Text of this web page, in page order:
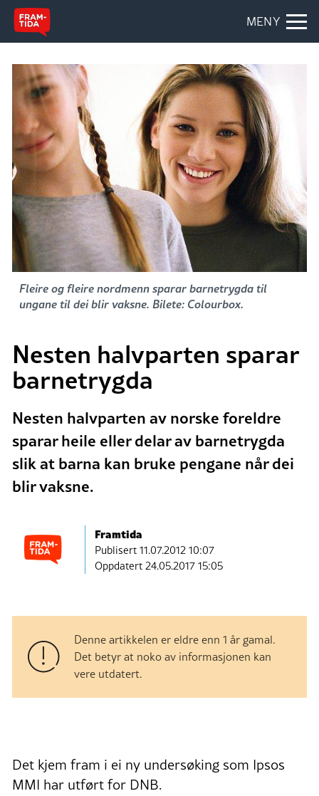
MENY
Fleire og fleire nordmenn sparar barnetrygda til
ungane til dei blir vaksne. Bilete: Colourbox.
Nesten halvparten sparar
barnetrygda
Nesten halvparten av norske foreldre
sparar heile eller delar av barnetrygda
slik at barna kan bruke pengane når dei
blir vaksne.
Framtida
Publisert11.07.2012 10:07
Oppdatert 24.05.2017 15:05
Denne artikkelen er eldre enn 1 år gamal.
Det betyr at noko av informasjonen kan
vere utdatert.
Det kjem fram i ei ny undersøking som Ipsos
MMI har utført for DNB.